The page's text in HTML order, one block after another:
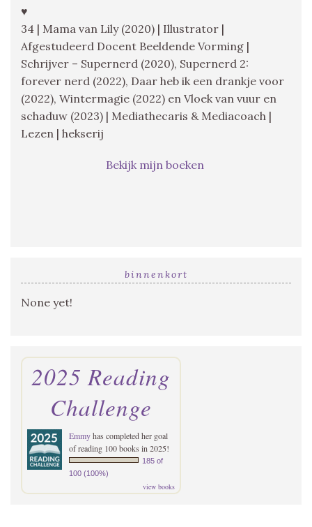
♥
34 | Mama van Lily (2020) | Illustrator |
Afgestudeerd Docent Beeldende Vorming |
Schrijver – Supernerd (2020), Supernerd 2:
forever nerd (2022), Daar heb ik een drankje voor
(2022), Wintermagie (2022) en Vloek van vuur en
schaduw (2023) | Mediathecaris & Mediacoach |
Lezen | hekserij
Bekijk mijn boeken
binnenkort
None yet!
2025 Reading
Challenge
Emmyhas completed her goal
of reading 100 books in 2025!
185 of
100 (100%)
view books